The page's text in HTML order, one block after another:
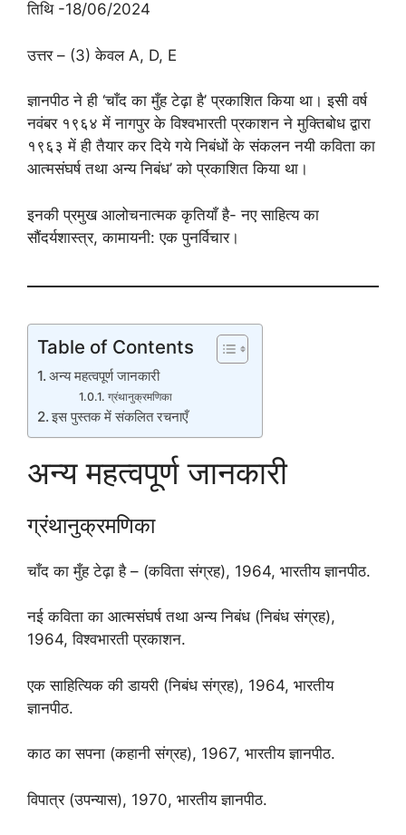
तिथि -18/06/2024
उत्तर – (3) केवल A, D, E
ज्ञानपीठ ने ही ‘चाँद का मुँह टेढ़ा है’ प्रकाशि‍त किया था। इसी वर्ष
नवंबर १९६४ में नागपुर के विश्‍वभारती प्रकाशन ने मुक्तिबोध द्वारा
१९६३ में ही तैयार कर दिये गये निबंधों के संकलन नयी कविता का
आत्मसंघर्ष तथा अन्य निबंध’ को प्रकाशि‍त किया था।
इनकी प्रमुख आलोचनात्मक कृतियाँ है- नए साहित्य का
सौंदर्यशास्त्र, कामायनी: एक पुनर्विचार।
Table of Contents
अन्य महत्वपूर्ण जानकारी
ग्रंथानुक्रमणिका
इस पुस्तक में संकलित रचनाएँ
अन्य महत्वपूर्ण जानकारी
ग्रंथानुक्रमणिका
चाँद का मुँह टेढ़ा है – (कविता संग्रह), 1964, भारतीय ज्ञानपीठ.
नई कविता का आत्मसंघर्ष तथा अन्य निबंध (निबंध संग्रह),
1964, विश्वभारती प्रकाशन.
एक साहित्यिक की डायरी (निबंध संग्रह), 1964, भारतीय
ज्ञानपीठ.
काठ का सपना (कहानी संग्रह), 1967, भारतीय ज्ञानपीठ.
विपात्र (उपन्यास), 1970, भारतीय ज्ञानपीठ.